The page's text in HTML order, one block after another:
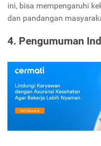
ini, bisa mempengaruhi
dan pandangan
4. Pengumuman